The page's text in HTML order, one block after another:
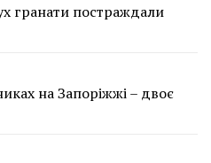
гранати постраждали
на Запоріжжі – двоє